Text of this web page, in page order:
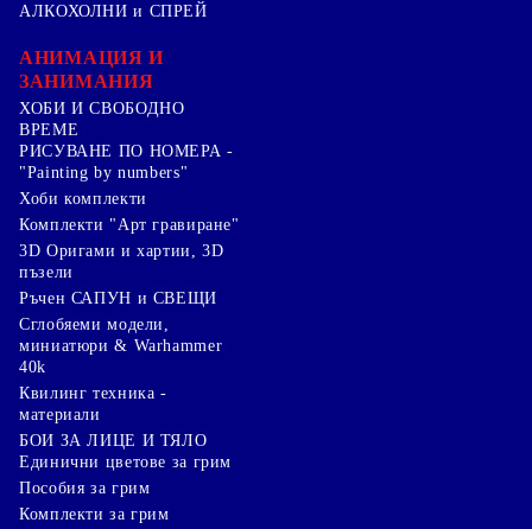
АЛКОХОЛНИ и СПРЕЙ
АНИМАЦИЯ И
ЗАНИМАНИЯ
ХОБИ И СВОБОДНО
ВРЕМЕ
РИСУВАНЕ ПО НОМЕРА -
"Painting by numbers"
Хоби комплекти
Комплекти "Арт гравиране"
3D Оригами и хартии, 3D
пъзели
Ръчен САПУН и СВЕЩИ
Сглобяеми модели,
миниатюри & Warhammer
40k
Квилинг техника -
материали
БОИ ЗА ЛИЦЕ И ТЯЛО
Единични цветове за грим
Пособия за грим
Комплекти за грим